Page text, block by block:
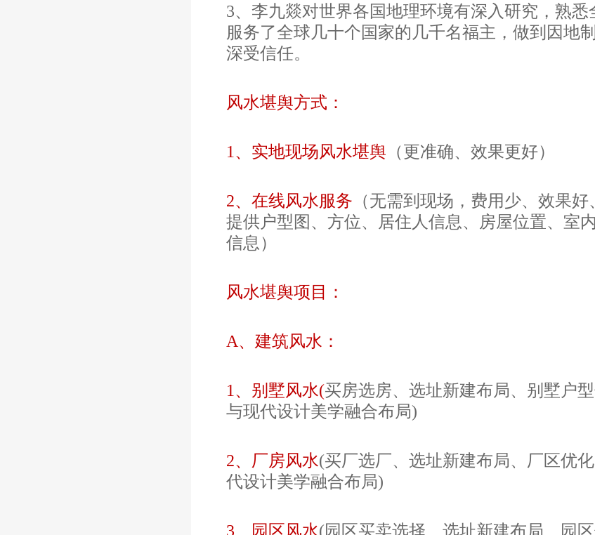
3、李九燚对世界各国地理环境有深入研究，熟悉
服务了全球几十个国家的几千名福主，做到因地
深受信任。
风水堪舆方式：
1、实地现场风水堪舆 （更准确、效果更好）
2、在线风水服务 （无需到现场，费用少、效果
提供户型图、方位、居住人信息、房屋位置、室
信息）
风水堪舆项目：
A、建筑风水：
1、别墅风水(买房选房、选址新建布局、别墅户
与现代设计美学融合布局)
2、厂房风水(买厂选厂、选址新建布局、厂区优
代设计美学融合布局)
3、园区风水(园区买卖选择、选址新建布局、园